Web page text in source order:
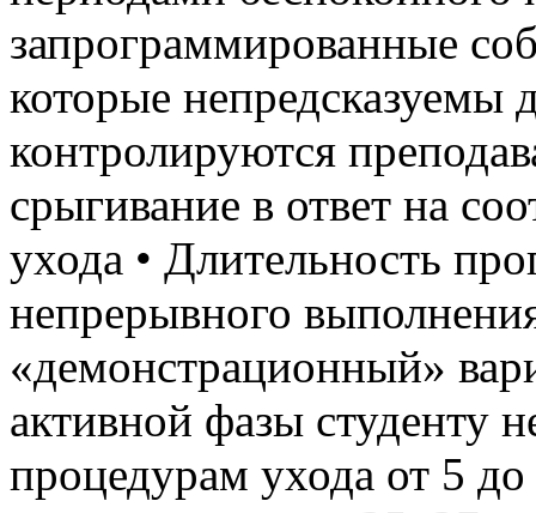
запрограммированные
которые непредсказуемы
контролируются
срыгивание в ответ на
ухода • Длительность
непрерывного
«демонстрационный»
активной фазы студенту
процедурам ухода от 5